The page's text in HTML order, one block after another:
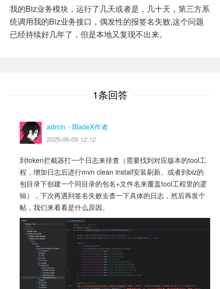
我的Biz业务模块，运行了几天或者是，几十天，第三方系
统调用我的Biz业务接口，偶发性的报签名失败,这个问题
已经持续好几年了，但是本地又复现不出来。
1条回答
admin - BladeX作者
2025-06-09 12:12
到token拦截器打一个日志来排查（需要找到对应版本的tool工
程，增加日志后进行mvn clean install安装刷新。或者到biz的
包目录下创建一个同目录的包名+文件名来覆盖tool工程里的逻
辑），下次再遇到签名失败去查一下具体的日志，然后再发个
帖，我们来看看是什么原因。